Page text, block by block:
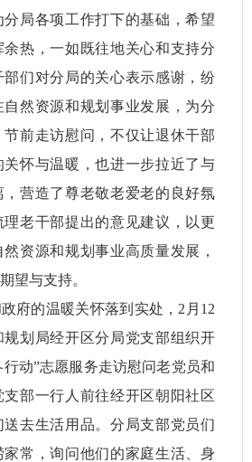
分局各项工作打下的基础，希望
热，一如既往地关心和支持分
部们对分局的关心表示感谢，纷
然资源和规划事业发展，为分
节前走访慰问，不仅让退休干部
怀与温暖，也进一步拉近了与
营造了尊老敬老爱老的良好氛
理老干部提出的意见建议，以更
资源和规划事业高质量发展，
望与支持。
府的温暖关怀落到实处，2月12
规划局经开区分局党支部组织开
行动”志愿服务走访慰问老党员和
支部一行人前往经开区朝阳社区
去生活用品。分局支部党员们
常，询问他们的家庭生活、身